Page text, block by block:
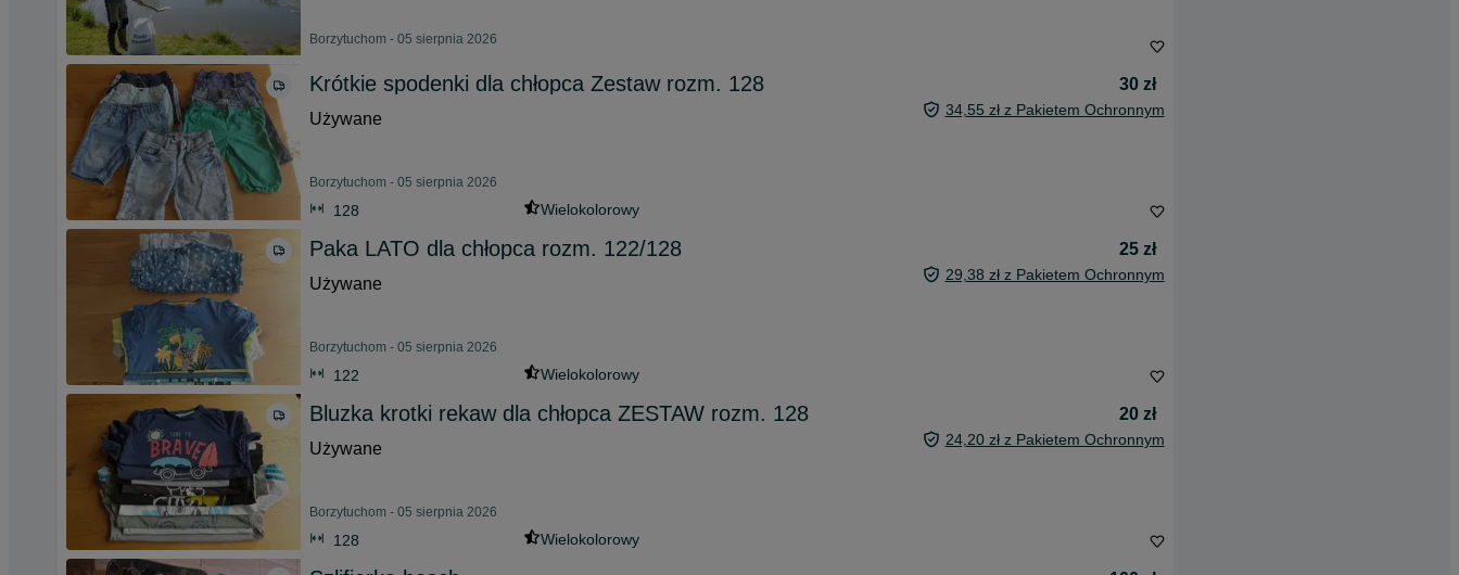
Borzytuchom - 05 sierpnia 2026
Krótkie spodenki dla chłopca Zestaw rozm. 128
30 zł
Używane
34,55 zł z Pakietem Ochronnym
Borzytuchom - 05 sierpnia 2026
128 Wielokolorowy
Paka LATO dla chłopca rozm. 122/128
25 zł
Używane
29,38 zł z Pakietem Ochronnym
Borzytuchom - 05 sierpnia 2026
122 Wielokolorowy
Bluzka krotki rekaw dla chłopca ZESTAW rozm. 128
20 zł
Używane
24,20 zł z Pakietem Ochronnym
Borzytuchom - 05 sierpnia 2026
128 Wielokolorowy